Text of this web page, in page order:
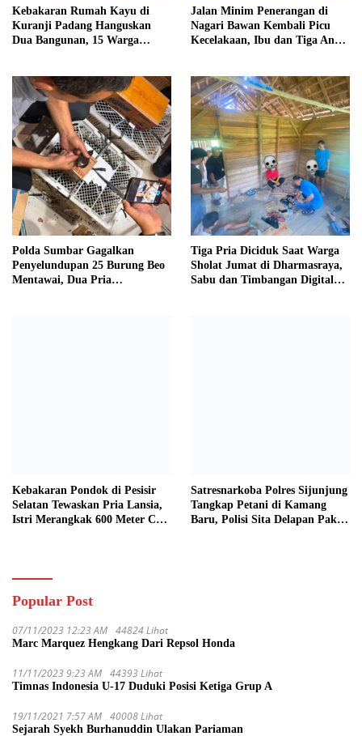
Kebakaran Rumah Kayu di
Kuranji Padang Hanguskan
Dua Bangunan, 15 Warga
Jalan Minim Penerangan di
Nagari Bawan Kembali Picu
Kecelakaan, Ibu dan Tiga Anak
Polda Sumbar Gagalkan
Penyelundupan 25 Burung Beo
Mentawai, Dua Pria
Tiga Pria Diciduk Saat Warga
Sholat Jumat di Dharmasraya,
Sabu dan Timbangan Digital
Kebakaran Pondok di Pesisir
Selatan Tewaskan Pria Lansia,
Istri Merangkak 600 Meter Cari
Satresnarkoba Polres Sijunjung
Tangkap Petani di Kamang
Baru, Polisi Sita Delapan Paket
Popular Post
07/11/2023 12:23 AM 44824 Lihat
Marc Marquez Hengkang Dari Repsol Honda
11/11/2023 9:23 AM 44393 Lihat
Timnas Indonesia U-17 Duduki Posisi Ketiga Grup A
19/11/2021 7:57 AM 40008 Lihat
Sejarah Syekh Burhanuddin Ulakan Pariaman